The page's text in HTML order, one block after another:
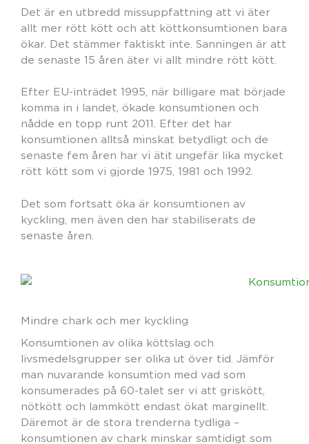
Det är en utbredd missuppfattning att vi äter
allt mer rött kött och att köttkonsumtionen bara
ökar. Det stämmer faktiskt inte. Sanningen är att
de senaste 15 åren äter vi allt mindre rött kött.
Efter EU-inträdet 1995, när billigare mat började
komma in i landet, ökade konsumtionen och
nådde en topp runt 2011. Efter det har
konsumtionen alltså minskat betydligt och de
senaste fem åren har vi ätit ungefär lika mycket
rött kött som vi gjorde 1975, 1981 och 1992.
Det som fortsatt öka är konsumtionen av
kyckling, men även den har stabiliserats de
senaste åren.
Mindre chark och mer kyckling
Konsumtionen av olika köttslag och
livsmedelsgrupper ser olika ut över tid. Jämför
man nuvarande konsumtion med vad som
konsumerades på 60-talet ser vi att griskött,
nötkött och lammkött endast ökat marginellt.
Däremot är de stora trenderna tydliga –
konsumtionen av chark minskar samtidigt som